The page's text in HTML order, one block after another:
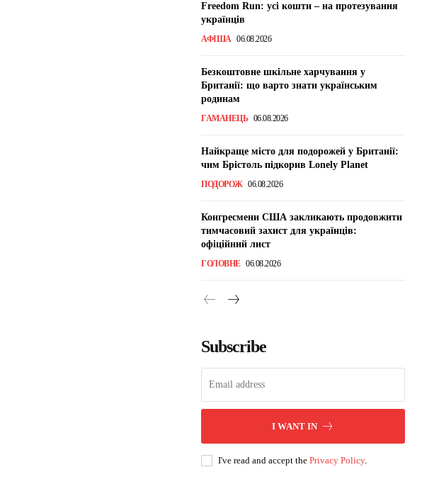
Freedom Run: усі кошти – на протезування
українців
АФІША 06.08.2026
Безкоштовне шкільне харчування у
Британії: що варто знати українським
родинам
ГАМАНЕЦЬ 06.08.2026
Найкраще місто для подорожей у Британії:
чим Брістоль підкорив Lonely Planet
ПОДОРОЖ 06.08.2026
Конгресмени США закликають продовжити
тимчасовий захист для українців:
офіційний лист
ГОЛОВНЕ 06.08.2026
Subscribe
I WANT IN
I've read and accept the Privacy Policy.